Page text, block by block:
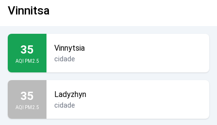
Vinnitsa
35
AQI PM2.5
Vinnytsia
cidade
35
AQI PM2.5
Ladyzhyn
cidade